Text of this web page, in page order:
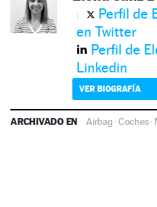
Perfil de
en Twitter
Perfil de
Linkedin
VER BIOGRAFÍA
ARCHIVADO EN Airbag ·Coches·